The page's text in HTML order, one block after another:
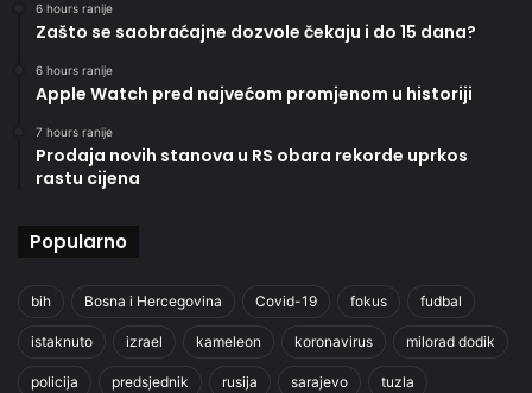
6 hours ranije
Zašto se saobraćajne dozvole čekaju i do 15 dana?
6 hours ranije
Apple Watch pred najvećom promjenom u historiji
7 hours ranije
Prodaja novih stanova u RS obara rekorde uprkos
rastu cijena
Popularno
bih Bosna i Hercegovina Covid-19 fokus fudbal
istaknuto izrael kameleon koronavirus milorad dodik
policija predsjednik rusija sarajevo tuzla